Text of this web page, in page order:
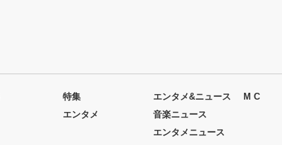
特集
エンタメ
エンタメ&ニュース
音楽ニュース
エンタメニュース
M C